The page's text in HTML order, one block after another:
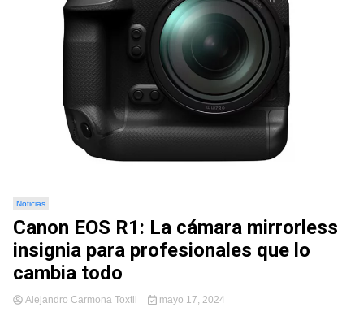
Noticias
Canon EOS R1: La cámara mirrorless
insignia para profesionales que lo
cambia todo
Alejandro Carmona Toxtli mayo 17, 2024